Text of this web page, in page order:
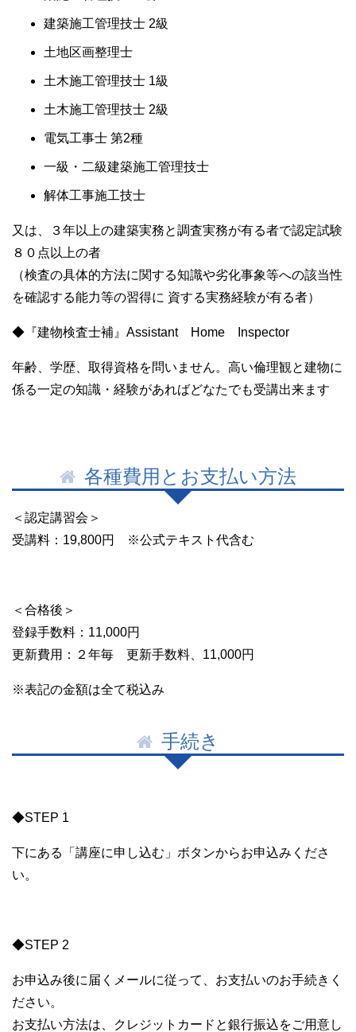
建築施工管理技士 2級
土地区画整理士
土木施工管理技士 1級
土木施工管理技士 2級
電気工事士 第2種
一級・二級建築施工管理技士
解体工事施工技士
又は、３年以上の建築実務と調査実務が有る者で認定試験
８０点以上の者
（検査の具体的方法に関する知識や劣化事象等への該当性
を確認する能力等の習得に 資する実務経験が有る者）
◆『建物検査士補』Assistant Home Inspector
年齢、学歴、取得資格を問いません。高い倫理観と建物に
係る一定の知識・経験があればどなたでも受講出来ます
各種費用とお支払い方法
＜認定講習会＞
受講料：19,800円 ※公式テキスト代含む
＜合格後＞
登録手数料：11,000円
更新費用：２年毎 更新手数料、11,000円
※表記の金額は全て税込み
手続き
◆STEP 1
下にある「講座に申し込む」ボタンからお申込みくださ
い。
◆STEP 2
お申込み後に届くメールに従って、お支払いのお手続きく
ださい。
お支払い方法は、クレジットカードと銀行振込をご用意し